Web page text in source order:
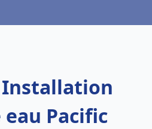
Installation
Pacific